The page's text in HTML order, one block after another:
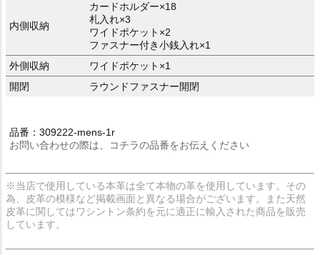
内側収納
カードホルダー×18
札入れ×3
ワイドポケット×2
ファスナー付き小銭入れ×1
外側収納
ワイドポケット×1
開閉
ラウンドファスナー開閉
品番：309222-mens-1r
お問い合わせの際は、コチラの品番をお伝えください
※当店で使用している本革は全て本物の革を使用しています。その
為、皮革の模様など掲載画面と異なる場合がございます。また天然
皮革に関してはワシントン条約を元に適正に輸入された商品を販売
しています。